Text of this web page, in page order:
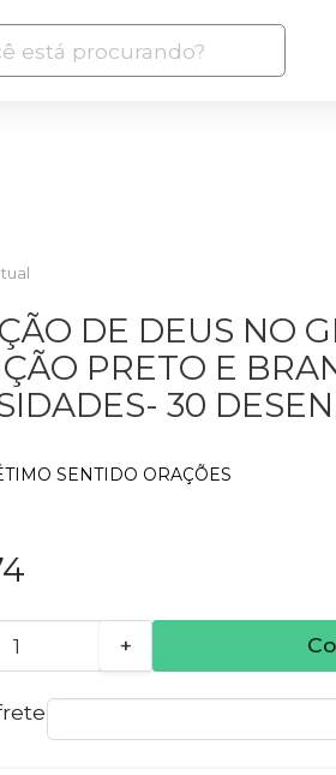
DE DEUS NO
PRETO E
30
SENTIDO ORAÇÕES
+